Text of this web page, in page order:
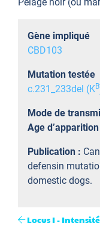
Gène impliqué
CBD103
Mutation testée
c.231_233del (KB
Mode de
Age
Publication :
defensin
domestic dogs.
Locus I - Intensité